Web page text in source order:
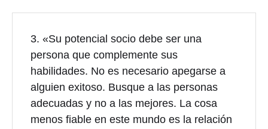
3. «Su potencial socio debe ser una
persona que complemente sus
habilidades. No es necesario apegarse a
alguien exitoso. Busque a las personas
adecuadas y no a las mejores. La cosa
menos fiable en este mundo es la relación